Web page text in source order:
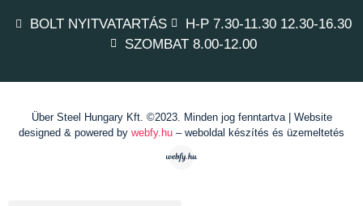
BOLT NYITVATARTÁS
H-P 7.30-11.30 12.30-16.30
SZOMBAT 8.00-12.00
Über Steel Hungary Kft. ©2023. Minden jog fenntartva | Website
designed & powered by webfy.hu – weboldal készítés és üzemeltetés